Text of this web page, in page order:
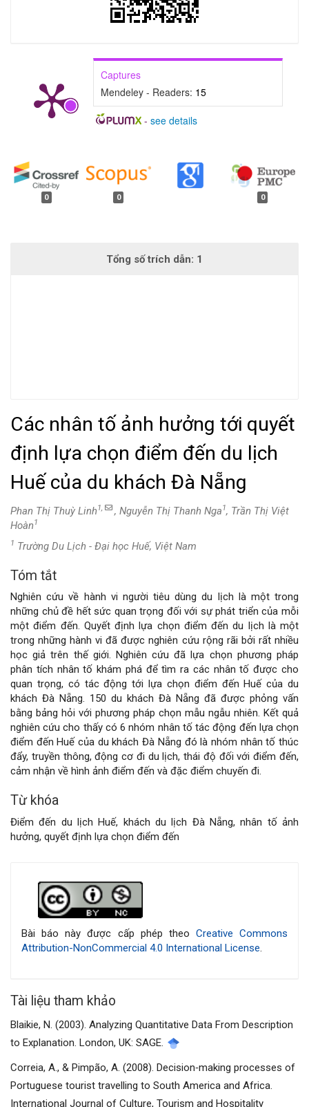
Captures
Mendeley - Readers: 15
- see details
0 0 0
Các nhân tố ảnh hưởng tới quyết
định lựa chọn điểm đến du lịch
Huế của du khách Đà Nẵng
Phan Thị Thuỳ Linh1, , Nguyễn Thị Thanh Nga1, Trần Thị Việt
Hoàn1
1 Trường Du Lịch - Đại học Huế, Việt Nam
Nội
dung
chính
của
bài
viết
Tóm tắt
Nghiên cứu về hành vi người tiêu dùng du lịch là một trong
những chủ đề hết sức quan trọng đối với sự phát triển của mỗi
một điểm đến. Quyết định lựa chọn điểm đến du lịch là một
trong những hành vi đã được nghiên cứu rộng rãi bởi rất nhiều
học giả trên thế giới. Nghiên cứu đã lựa chọn phương pháp
phân tích nhân tố khám phá để tìm ra các nhân tố được cho
quan trọng, có tác động tới lựa chọn điểm đến Huế của du
khách Đà Nẵng. 150 du khách Đà Nẵng đã được phỏng vấn
bằng bảng hỏi với phương pháp chọn mẫu ngẫu nhiên. Kết quả
nghiên cứu cho thấy có 6 nhóm nhân tố tác động đến lựa chọn
điểm đến Huế của du khách Đà Nẵng đó là nhóm nhân tố thúc
đẩy, truyền thông, động cơ đi du lịch, thái độ đối với điểm đến,
cảm nhận về hình ảnh điểm đến và đặc điểm chuyến đi.
Từ khóa
Điểm đến du lịch Huế, khách du lịch Đà Nẵng, nhân tố ảnh
hưởng, quyết định lựa chọn điểm đến
bài
Bài báo này được cấp phép theo Creative Commons
Attribution-NonCommercial 4.0 International License.
Tài liệu tham khảo
Blaikie, N. (2003). Analyzing Quantitative Data From Description
to Explanation. London, UK: SAGE.
Correia, A., & Pimpão, A. (2008). Decision‐making processes of
Portuguese tourist travelling to South America and Africa.
International Journal of Culture, Tourism and Hospitality